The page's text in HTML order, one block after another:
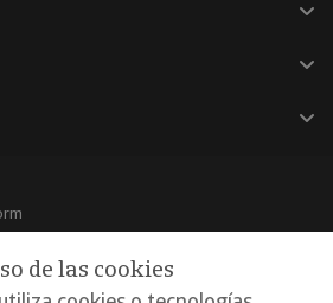
de las cookies